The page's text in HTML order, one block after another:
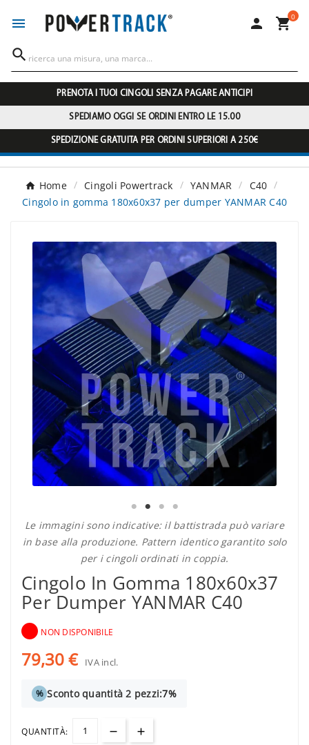
  0

PRENOTA I TUOI CINGOLI SENZA PAGARE ANTICIPI
SPEDIAMO OGGI SE ORDINI ENTRO LE 15.00
SPEDIZIONE GRATUITA PER ORDINI SUPERIORI A 250€
Home Cingoli Powertrack YANMAR
C40
Cingolo in gomma 180x60x37 per dumper YANMAR C40
Le immagini sono indicative: il battistrada può variare
in base alla produzione. Pattern identico garantito solo
per i cingoli ordinati in coppia.
Cingolo In Gomma 180x60x37
Per Dumper YANMAR C40
NON DISPONIBILE
79,30 € IVA incl.
% Sconto quantità 2 pezzi:7%
QUANTITÀ: